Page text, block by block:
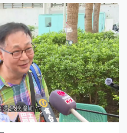
整個過程歷時約3.5小時。3名
自香港的黎家盈，由飛船返回
13分，在軌執行任務的神舟二
張洪章打開艙門，歡迎神舟二
完成第8次「太空會師」，亦是
。兩個航天員乘組拍下全家
築夢天宮，接續奮鬥，中國空
名航天員將在太空站進行在軌
名航天員將在太空執行為期一
中國載人航天工程進入十五五